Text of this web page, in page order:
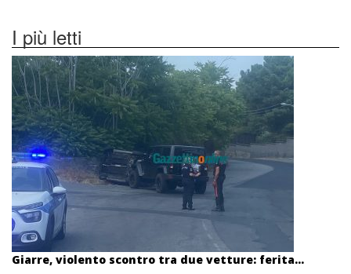
I più letti
Giarre, violento scontro tra due vetture: ferita...